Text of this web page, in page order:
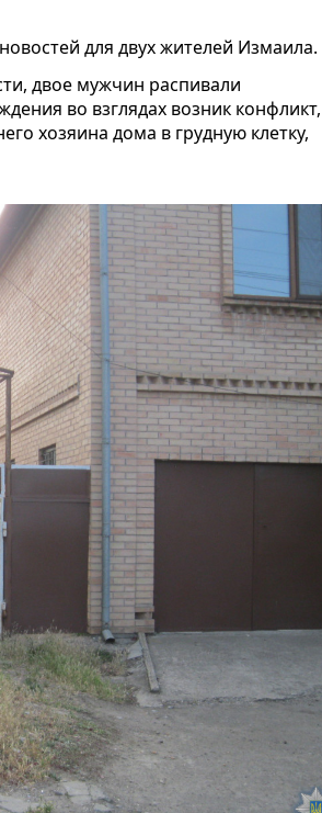
для двух жителей Измаила.
двое мужчин распивали
во взглядах возник конфликт,
хозяина дома в грудную клетку,